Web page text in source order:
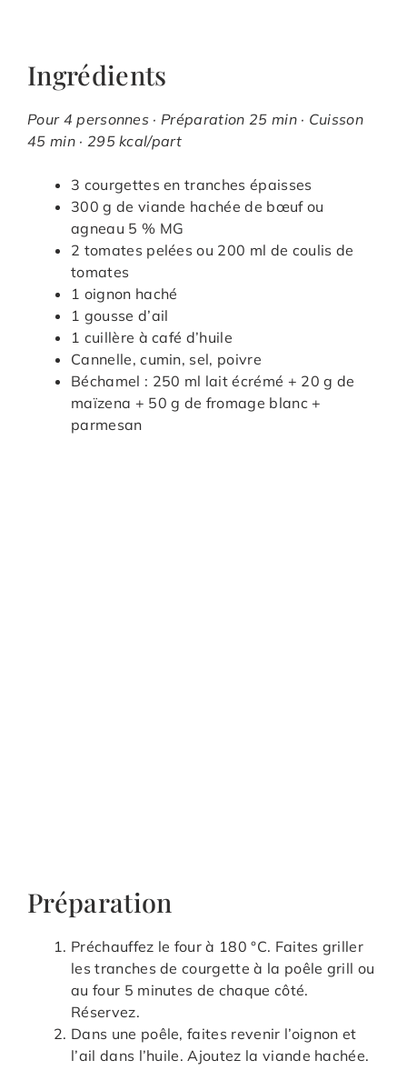
Ingrédients
Pour 4 personnes · Préparation 25 min · Cuisson
45 min · 295 kcal/part
3 courgettes en tranches épaisses
300 g de viande hachée de bœuf ou
agneau 5 % MG
2 tomates pelées ou 200 ml de coulis de
tomates
1 oignon haché
1 gousse d’ail
1 cuillère à café d’huile
Cannelle, cumin, sel, poivre
Béchamel : 250 ml lait écrémé + 20 g de
maïzena + 50 g de fromage blanc +
parmesan
Préparation
Préchauffez le four à 180 °C. Faites griller
les tranches de courgette à la poêle grill ou
au four 5 minutes de chaque côté.
Réservez.
Dans une poêle, faites revenir l’oignon et
l’ail dans l’huile. Ajoutez la viande hachée.